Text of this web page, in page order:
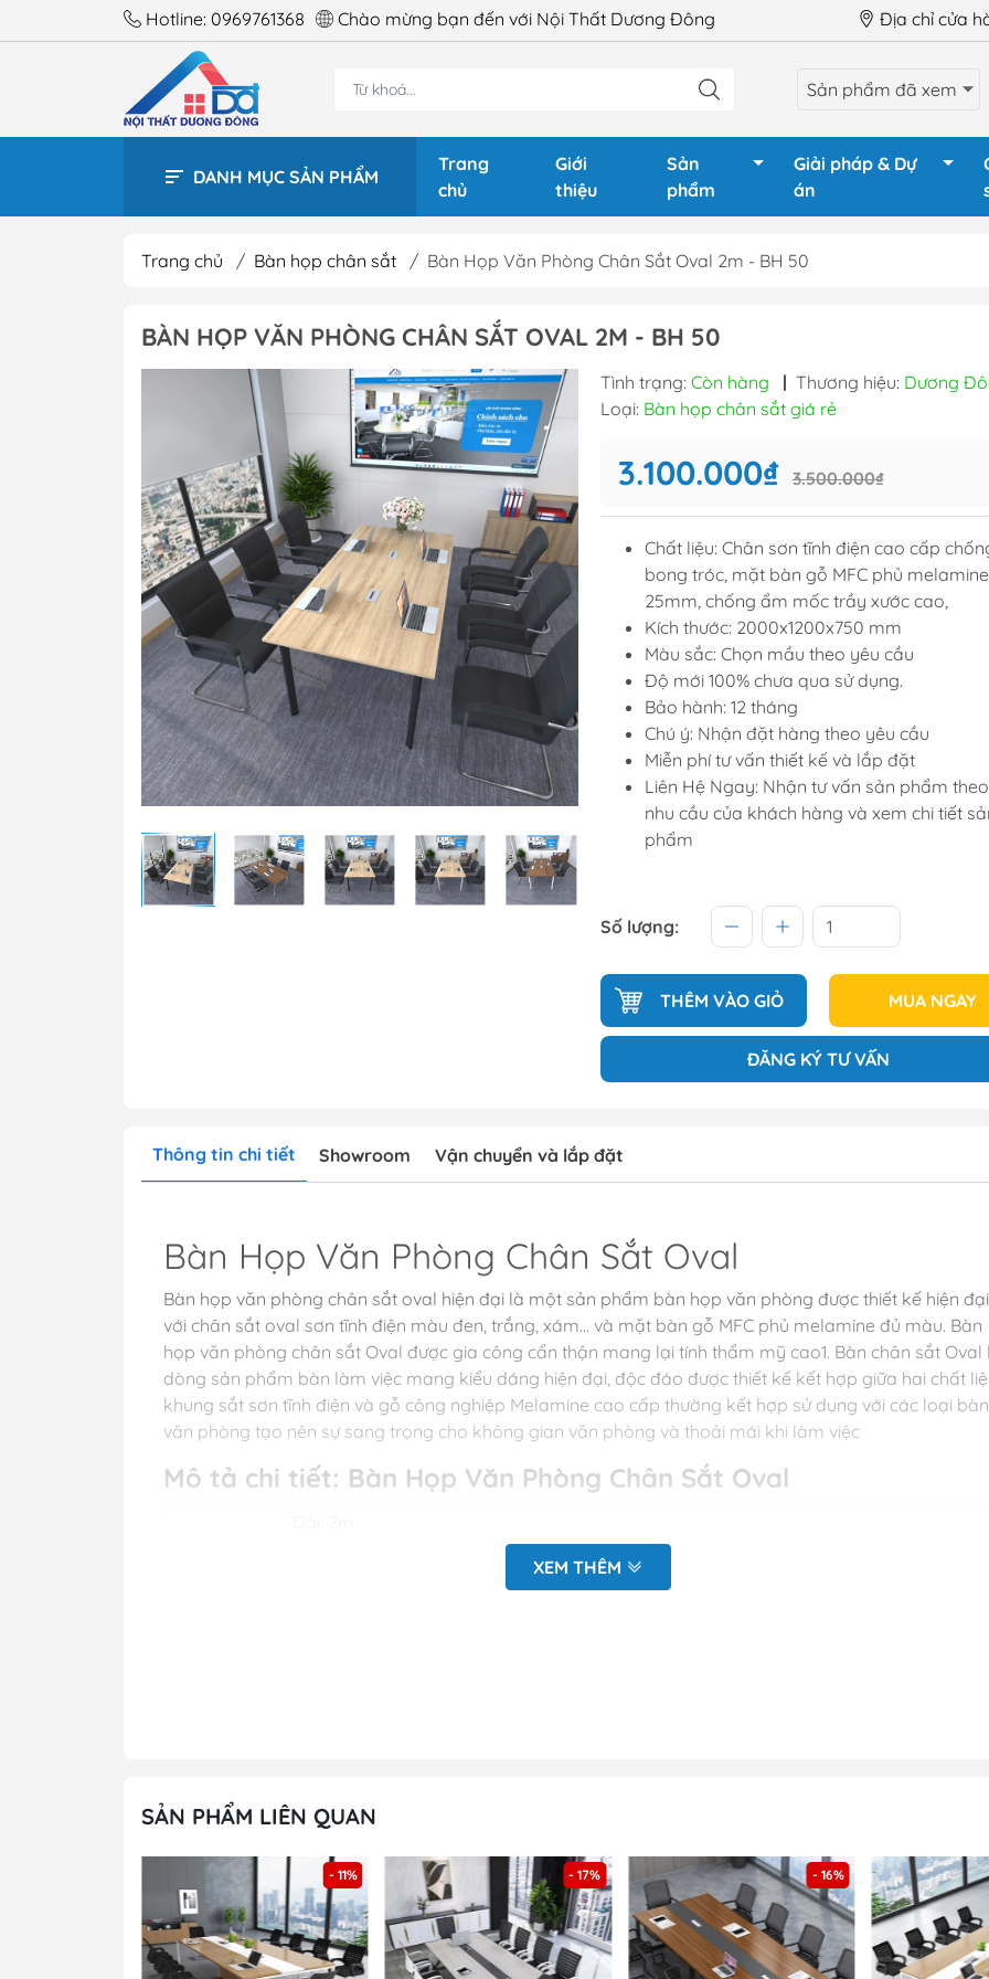
Hotline: 0969761368 Chào mừng bạn đến với Nội Thất Dương Đông Địa chỉ cửa
Sản phẩm đã xem
DANH MỤC SẢN PHẨM
Trang
chủ
Giới
thiệu
Sản
phẩm
BÀN GIÁM ĐỐC
BÀN HỌP
BÀN QUẦY LỄ TÂN
BÀN TRAINING
Ghế xoay văn phòng
Ghế chân quỳ
Ghế gấp - Ghế training
trường
Tủ
Tủ tài liệu
Tủ trang
Bàn training
Ghế training
Bàn ghế học sinh
Bảng từ
Sofa văng
Sofa góc
Sofa bộ
Sofa phòng chờ thư giãn
Sofa giường
Bàn trà
Giải pháp & Dự
án
Trang chủ / Bàn họp chân sắt / Bàn Họp Văn Phòng Chân Sắt Oval 2m - BH 50
BÀN HỌP VĂN PHÒNG CHÂN SẮT OVAL 2M - BH 50
Tình trạng: Còn hàng | Thương hiệu: Dương
Loại: Bàn họp chân sắt giá rẻ
3.100.000₫ 3.500.000₫
Chất liệu: Chân sơn tĩnh điện cao cấp
bong tróc, mặt bàn gỗ MFC phủ
25mm, chống ẩm mốc trầy xước cao,
Kích thước: 2000x1200x750 mm
Màu sắc: Chọn mầu theo yêu cầu
Độ mới 100% chưa qua sử dụng.
Bảo hành: 12 tháng
Chú ý: Nhận đặt hàng theo yêu cầu
Miễn phí tư vấn thiết kế và lắp đặt
Liên Hệ Ngay: Nhận tư vấn sản phẩm theo
nhu cầu của khách hàng và xem chi tiết
phẩm
Số lượng:
THÊM VÀO GIỎ MUA NGAY
ĐĂNG KÝ TƯ VẤN
Thông tin chi tiết Showroom Vận chuyển và lắp đặt
Bàn Họp Văn Phòng Chân Sắt Oval
Bàn họp văn phòng chân sắt oval hiện đại là một sản phẩm bàn họp văn phòng được thiết kế hiện đại
với chân sắt oval sơn tĩnh điện màu đen, trắng, xám… và mặt bàn gỗ MFC phủ melamine đủ màu. Bàn
họp văn phòng chân sắt Oval được gia công cẩn thận mang lại tính thẩm mỹ cao1. Bàn chân sắt Oval
dòng sản phẩm bàn làm việc mang kiểu dáng hiện đại, độc đáo được thiết kế kết hợp giữa hai chất
khung sắt sơn tĩnh điện và gỗ công nghiệp Melamine cao cấp thường kết hợp sử dụng với các loại bàn
văn phòng tạo nên sự sang trọng cho không gian văn phòng và thoải mái khi làm việc
Mô tả chi tiết: Bàn Họp Văn Phòng Chân Sắt Oval
Miễn phí dựng mô hình 3D (mặt bằng và chi tiết sản phẩm)
Vui lòng gọi điện hoặc nhắn tin zalo tới Bộ phận kinh doanh để được báo giá kịp thời
HÌnh ảnh chi tiết sản phẩm: Bàn Họp Văn Phòng Chân Sắt Oval - BH 47
XEM THÊM
SẢN PHẨM LIÊN QUAN
- 11% - 17% - 16%